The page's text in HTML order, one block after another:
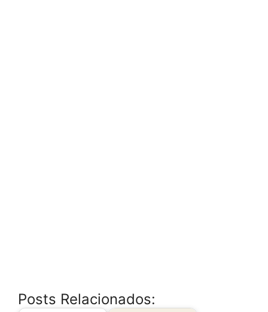
Posts Relacionados: